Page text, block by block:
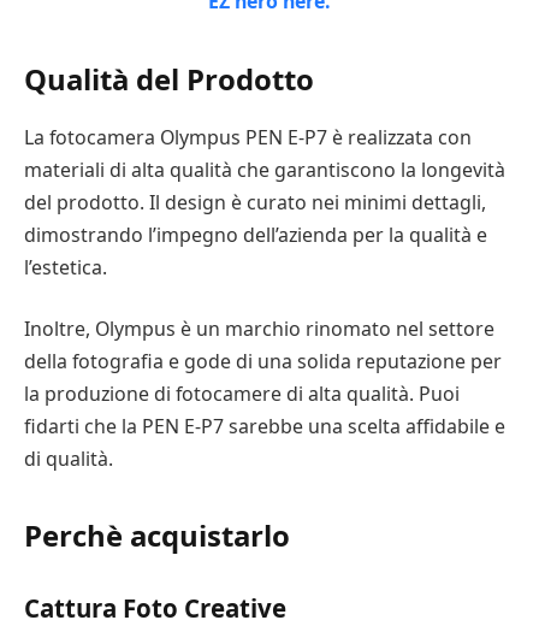
Qualità del Prodotto
La fotocamera Olympus PEN E-P7 è realizzata con
materiali di alta qualità che garantiscono la longevità
del prodotto. Il design è curato nei minimi dettagli,
dimostrando l’impegno dell’azienda per la qualità e
l’estetica.
Inoltre, Olympus è un marchio rinomato nel settore
della fotografia e gode di una solida reputazione per
la produzione di fotocamere di alta qualità. Puoi
fidarti che la PEN E-P7 sarebbe una scelta affidabile e
di qualità.
Perchè acquistarlo
Cattura Foto Creative